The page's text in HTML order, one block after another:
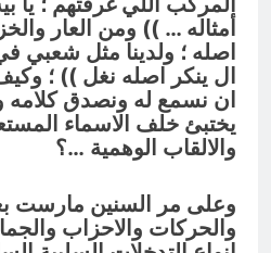
أمثاله … )) ومن العار
اصله ؛ ولدينا مثل شعبي
ال ينكر اصله نغل )) ؛
ان نسمع له ونصدق
يختبئ خلف الاسماء
والالقاب الوهمية …؟
وعلى مر السنين مارست
والحركات والاحزاب